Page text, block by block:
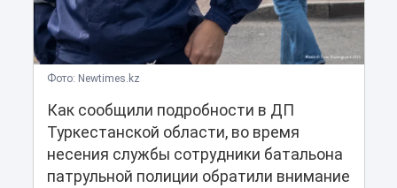
Фото: Newtimes.kz
Как сообщили подробности в ДП
Туркестанской области, во время
несения службы сотрудники батальона
патрульной полиции обратили внимание